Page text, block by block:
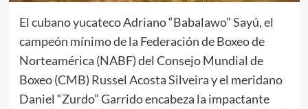
El cubano yucateco Adriano “Babalawo” Sayú, el
campeón mínimo de la Federación de Boxeo de
Norteamérica (NABF) del Consejo Mundial de
Boxeo (CMB) Russel Acosta Silveira y el meridano
Daniel “Zurdo” Garrido encabeza la impactante